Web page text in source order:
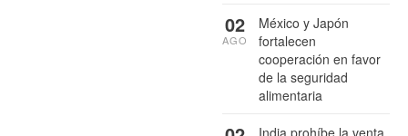
México y Japón
fortalecen
cooperación en favor
de la seguridad
alimentaria
02
AGO